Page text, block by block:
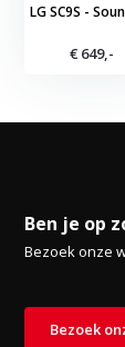
LG SC9S -
€ 649,-
Ben je op
Bezoek onze
Bezoek